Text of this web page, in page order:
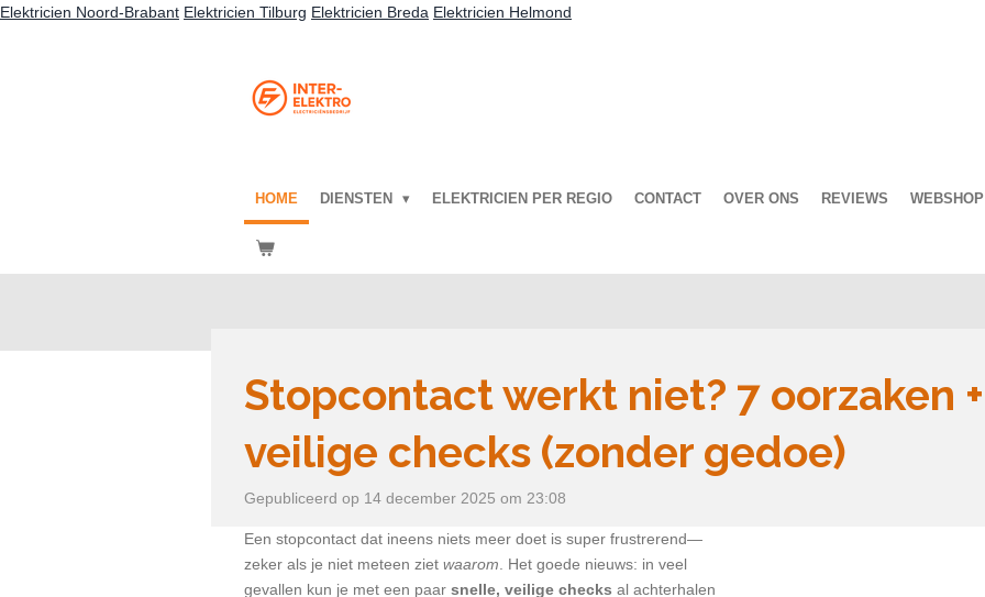
Elektricien Noord-Brabant Elektricien Tilburg Elektricien Breda Elektricien Helmond
Ga
HOME DIENSTEN ELEKTRICIEN PER REGIO CONTACT OVER ONS REVIEWS WEBSHOP
Stopcontact werkt niet? 7 oorzaken
veilige checks (zonder gedoe)
Gepubliceerd op 14 december 2025 om 23:08
Een stopcontact dat ineens niets meer doet is super frustrerend—
zeker als je niet meteen ziet waarom . Het goede nieuws: in veel
gevallen kun je met een paar snelle, veilige checks al achterhalen